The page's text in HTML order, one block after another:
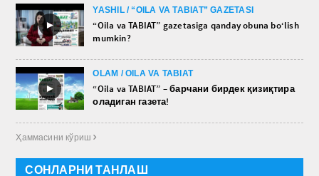
►
YASHIL / “OILA VA TABIAT” GAZETASI
“Oila va TABIAT” gazetasiga qanday obuna bo‘lish
mumkin?
►
OLAM / OILA VA TABIAT
“Oila va TABIAT” – барчани бирдек қизиқтира
оладиган газета!
Ҳаммасини кўриш 
СОНЛАРНИ ТАНЛАШ